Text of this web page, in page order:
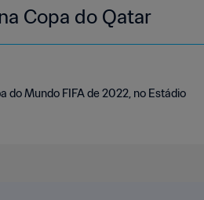
Copa do Qatar
do Mundo FIFA de 2022, no Estádio